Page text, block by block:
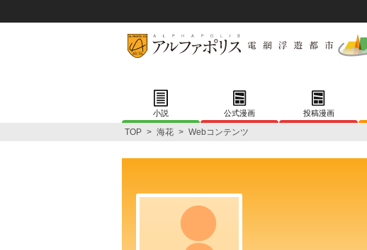
小説 公式漫画 投稿漫画
TOP > 海花 > Webコンテンツ